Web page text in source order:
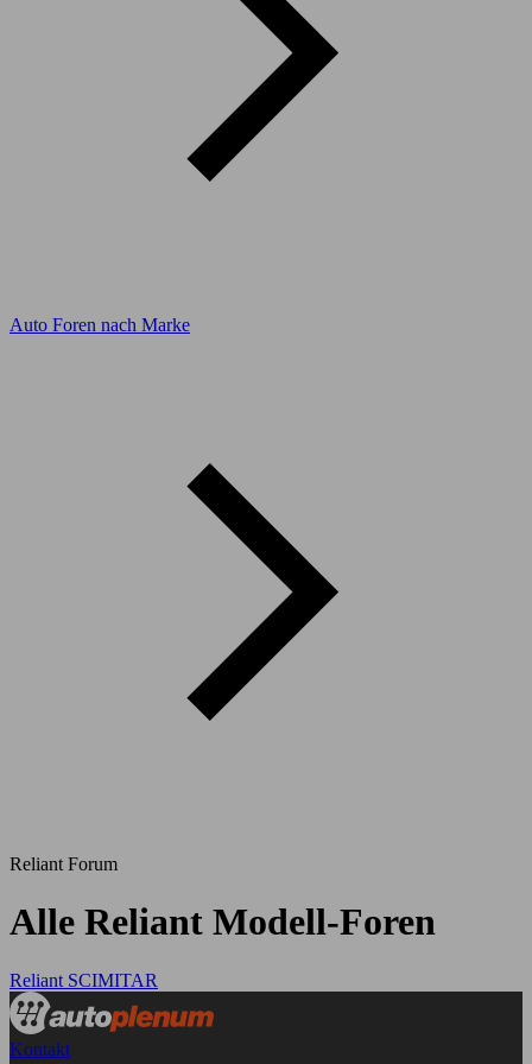
Auto Foren nach Marke
Reliant Forum
Alle Reliant Modell-Foren
Reliant SCIMITAR
Kontakt